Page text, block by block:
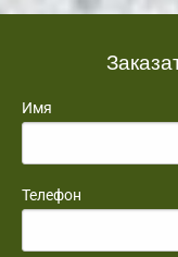
Имя
Телефон